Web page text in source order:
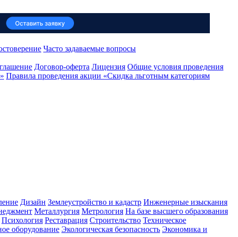
Часто задаваемые вопросы
Договор-оферта Лицензия Общие условия проведения
Правила проведения акции «Скидка льготным категориям
Дизайн Землеустройство и кадастр Инженерные изыскания
Металлургия Метрология На базе высшего образования
Психология Реставрация Строительство Техническое
оборудование Экологическая безопасность Экономика и